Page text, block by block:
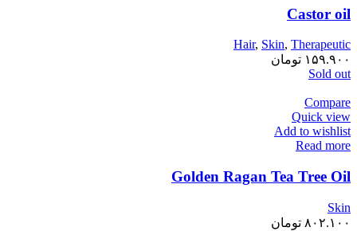
Castor oil
Hair, Skin, Therapeutic
۱۵۹.۹۰۰ تومان
Sold out
Compare
Quick view
Add to wishlist
Read more
Golden Ragan Tea Tree Oil
Skin
۸۰۲.۱۰۰ تومان